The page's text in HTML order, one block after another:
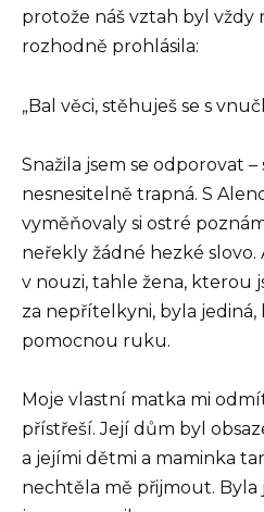
protože náš vztah byl vždy
rozhodně prohlásila:
„Bal věci, stěhuješ se s
Snažila jsem se odporovat
nesnesitelně trapná. S
vyměňovaly si ostré
neřekly žádné hezké slovo.
v nouzi, tahle žena, kterou
za nepřítelkyni, byla jediná,
pomocnou ruku.
Moje vlastní matka mi
přístřeší. Její dům byl
a jejími dětmi a maminka
nechtěla mě přijmout. Byla